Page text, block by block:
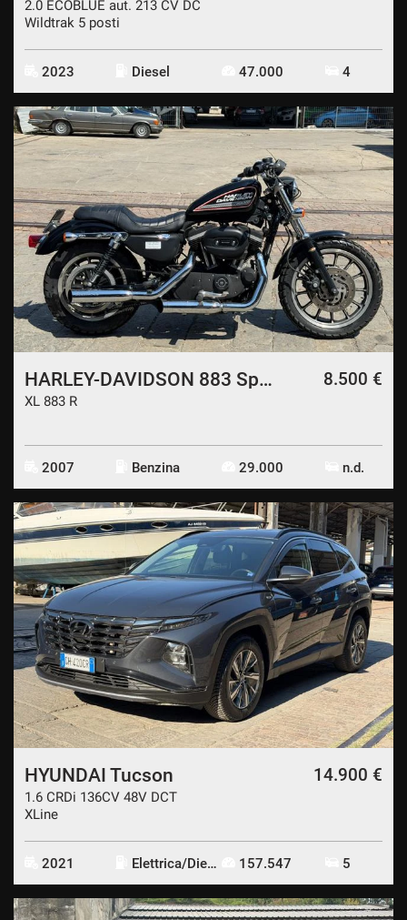
2.0 ECOBLUE aut. 213 CV DC
Wildtrak 5 posti
2023 Diesel 47.000 4
HARLEY-DAVIDSON 883 Sportster R
XL 883 R
8.500 €
2007 Benzina 29.000 n.d.
HYUNDAI Tucson
1.6 CRDi 136CV 48V DCT
XLine
14.900 €
2021 Elettrica/Diesel 157.547 5